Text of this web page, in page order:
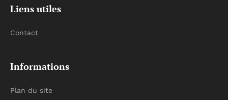
Liens utiles
Contact
Informations
Plan du site